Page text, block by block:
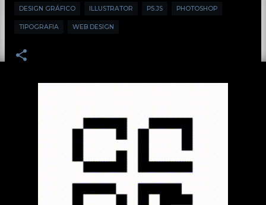
DESIGN GRÁFICO ILLUSTRATOR P5.JS PHOTOSHOP
TIPOGRAFIA WEB DESIGN